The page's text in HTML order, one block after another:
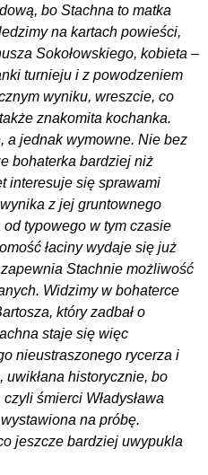
bo Stachna to matka
na kartach powieści,
Sokołowskiego, kobieta –
turnieju i z powodzeniem
wyniku, wreszcie, co
znakomita kochanka.
a jednak wymowne. Nie bez
bohaterka bardziej niż
interesuje się sprawami
z jej gruntownego
typowego w tym czasie
łaciny wydaje się już
Stachnie możliwość
Widzimy w bohaterce
który zadbał o
staje się więc
nieustraszonego rycerza i
uwikłana historycznie, bo
śmierci Władysława
na próbę.
jeszcze bardziej uwypukla